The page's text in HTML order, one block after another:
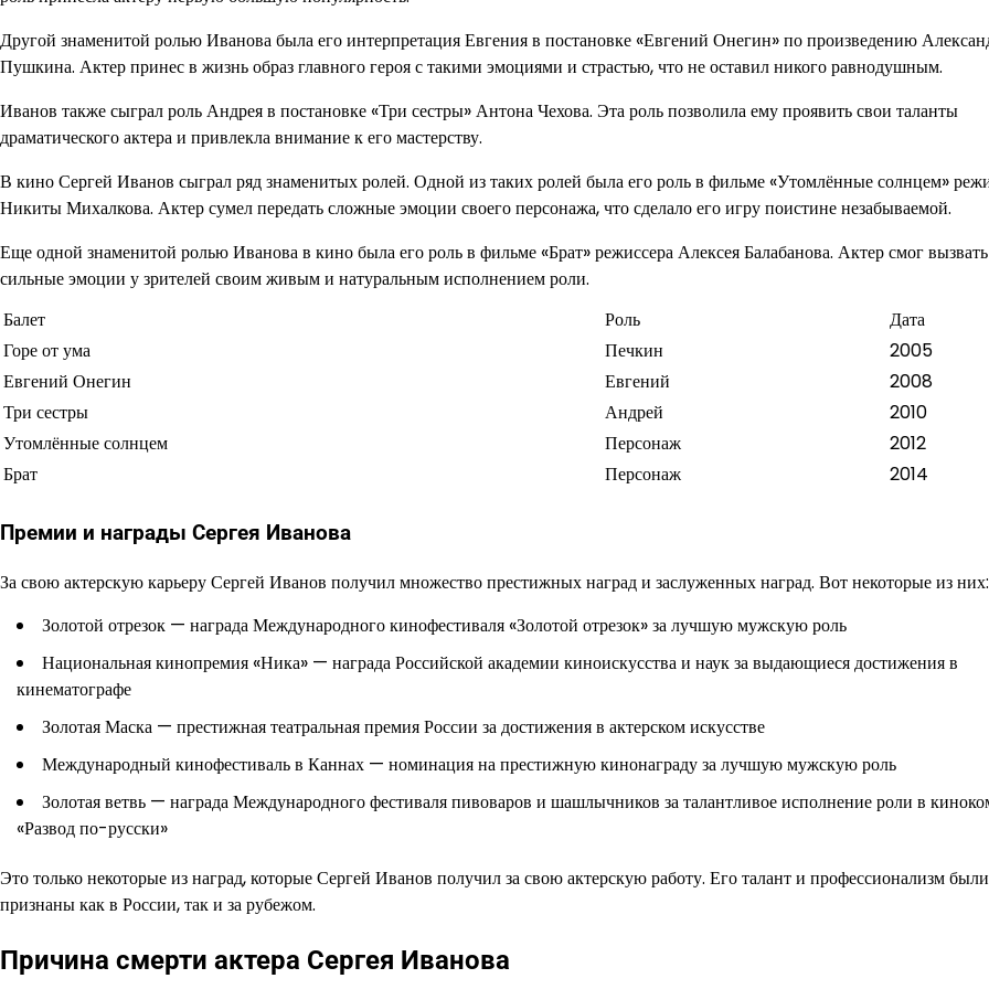
Другой знаменитой ролью Иванова была его интерпретация Евгения в постановке «Евгений Онегин» по произведению
Пушкина. Актер принес в жизнь образ главного героя с такими эмоциями и страстью, что не оставил никого равнодушным.
Иванов также сыграл роль Андрея в постановке «Три сестры» Антона Чехова. Эта роль позволила ему проявить свои таланты
драматического актера и привлекла внимание к его мастерству.
В кино Сергей Иванов сыграл ряд знаменитых ролей. Одной из таких ролей была его роль в фильме «Утомлённые солнцем»
Никиты Михалкова. Актер сумел передать сложные эмоции своего персонажа, что сделало его игру поистине незабываемой.
Еще одной знаменитой ролью Иванова в кино была его роль в фильме «Брат» режиссера Алексея Балабанова. Актер смог вызвать
сильные эмоции у зрителей своим живым и натуральным исполнением роли.
Балет
Роль
Дата
Горе от ума
Печкин
2005
Евгений Онегин
Евгений
2008
Три сестры
Андрей
2010
Утомлённые солнцем
Персонаж
2012
Брат
Персонаж 2014
Премии и награды Сергея Иванова
За свою актерскую карьеру Сергей Иванов получил множество престижных наград и заслуженных наград. Вот некоторые из них:
Золотой отрезок — награда Международного кинофестиваля «Золотой отрезок» за лучшую мужскую роль
Национальная кинопремия «Ника» — награда Российской академии киноискусства и наук за выдающиеся достижения в
кинематографе
Золотая Маска — престижная театральная премия России за достижения в актерском искусстве
Международный кинофестиваль в Каннах — номинация на престижную кинонаграду за лучшую мужскую роль
Золотая ветвь — награда Международного фестиваля пивоваров и шашлычников за талантливое исполнение роли в
«Развод по-русски»
Это только некоторые из наград, которые Сергей Иванов получил за свою актерскую работу. Его талант и профессионализм были
признаны как в России, так и за рубежом.
Причина смерти актера Сергея Иванова